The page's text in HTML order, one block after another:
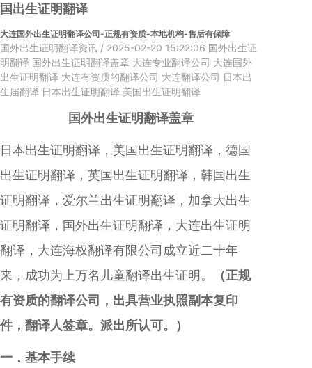
国出生证明翻译
大连国外出生证明翻译公司-正规有资质-本地机构-售后有保障
国外出生证明翻译资讯 / 2025-02-20 15:22:06 国外出生证
明翻译 国外出生证明翻译盖章 大连专业翻译公司 大连国外
出生证明翻译 大连有资质的翻译公司 大连翻译公司 日本出
生届翻译 日本出生证明翻译 美国出生证明翻译
国外出生证明翻译盖章
日本出生证明翻译，美国出生证明翻译，德国
出生证明翻译，英国出生证明翻译，韩国出生
证明翻译，爱尔兰出生证明翻译，加拿大出生
证明翻译，国外出生证明翻译，大连出生证明
翻译，大连海权翻译有限公司成立近二十年
来，成功为上万名儿童翻译出生证明。
（正规
有资质的翻译公司，出具营业执照副本复印
件，翻译人签章。派出所认可。）
一．基本手续